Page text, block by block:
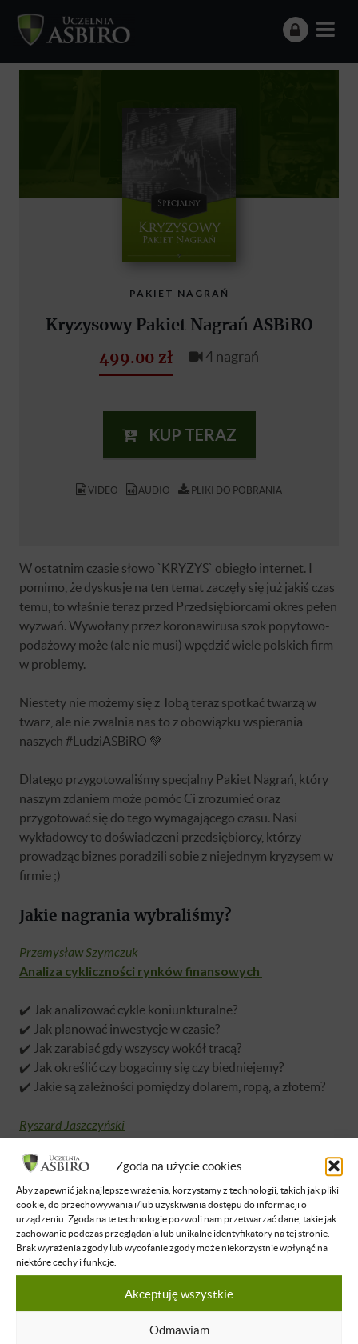
Zgoda na użycie cookies
Aby zapewnić jak najlepsze wrażenia, korzystamy z technologii, takich jak pliki
cookie, do przechowywania i/lub uzyskiwania dostępu do informacji o
urządzeniu. Zgoda na te technologie pozwoli nam przetwarzać dane, takie jak
zachowanie podczas przeglądania lub unikalne identyfikatory na tej stronie.
Brak wyrażenia zgody lub wycofanie zgody może niekorzystnie wpłynąć na
niektóre cechy i funkcje.
Akceptuję wszystkie
Odmawiam
PAKIET NAGRAŃ
Kryzysowy Pakiet Nagrań ASBiRO
499.00 zł 4 nagrań
KUP TERAZ
VIDEO AUDIO PLIKI DO POBRANIA
W ostatnim czasie słowo `KRYZYS` obiegło internet. I
pomimo, że dyskusje na ten temat zaczęły się już jakiś czas
temu, to właśnie teraz przed Przedsiębiorcami okres pełen
wyzwań. Wywołany przez koronawirusa szok popytowo-
podażowy może (ale nie musi) wpędzić wiele polskich firm
w problemy.
Niestety nie możemy się z Tobą teraz spotkać twarzą w
twarz, ale nie zwalnia nas to z obowiązku wspierania
naszych #LudziASBiRO 💚
Dlatego przygotowaliśmy specjalny Pakiet Nagrań, który
naszym zdaniem może pomóc Ci zrozumieć oraz
przygotować się do tego wymagającego czasu. Nasi
wykładowcy to doświadczeni przedsiębiorcy, którzy
prowadząc biznes poradzili sobie z niejednym kryzysem w
firmie ;)
Jakie nagrania wybraliśmy?
Przemysław Szymczuk
Analiza cykliczności rynków finansowych
✔️ Jak analizować cykle koniunkturalne?
✔️ Jak planować inwestycje w czasie?
✔️ Jak zarabiać gdy wszyscy wokół tracą?
✔️ Jak określić czy bogacimy się czy biedniejemy?
✔️ Jakie są zależności pomiędzy dolarem, ropą, a złotem?
Ryszard Jaszczyński
Zarządzanie kapitałem i współczesne pasterstwo
✔️ Co każdy przedsiębiorca powinien wiedzieć o walutach i
złocie?
✔️ Jak zrozumieć ujemne sprzężenie rynku?
✔️ Czym teoria ekonomii oraz pieniądza różni się od
praktyki?
✔️ Co się stanie w systemie prawdziwego pieniądza w
czasie silnej recesji (spadku PKB)?
✔️ Czym jest współczesne pasterstwo i jak je rozumieć?